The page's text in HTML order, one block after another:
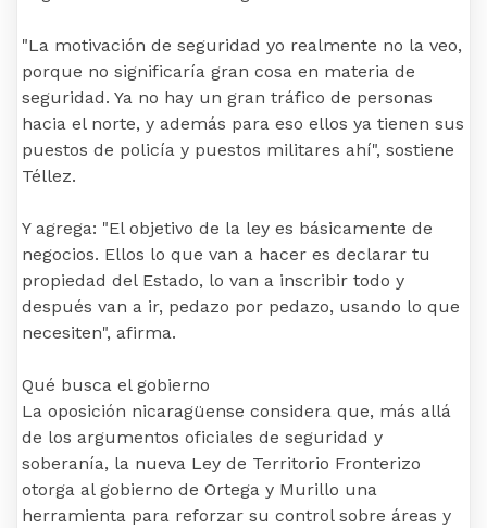
"La motivación de seguridad yo realmente no la veo,
porque no significaría gran cosa en materia de
seguridad. Ya no hay un gran tráfico de personas
hacia el norte, y además para eso ellos ya tienen sus
puestos de policía y puestos militares ahí", sostiene
Téllez.
Y agrega: "El objetivo de la ley es básicamente de
negocios. Ellos lo que van a hacer es declarar tu
propiedad del Estado, lo van a inscribir todo y
después van a ir, pedazo por pedazo, usando lo que
necesiten", afirma.
Qué busca el gobierno
La oposición nicaragüense considera que, más allá
de los argumentos oficiales de seguridad y
soberanía, la nueva Ley de Territorio Fronterizo
otorga al gobierno de Ortega y Murillo una
herramienta para reforzar su control sobre áreas y